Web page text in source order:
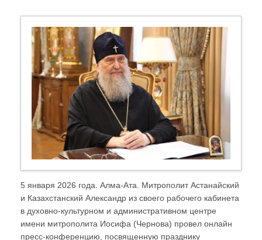
5 января 2026 года. Алма-Ата. Митрополит Астанайский
и Казахстанский Александр из своего рабочего кабинета
в духовно-культурном и административном центре
имени митрополита Иосифа (Чернова) провел онлайн
пресс-конференцию, посвященную празднику